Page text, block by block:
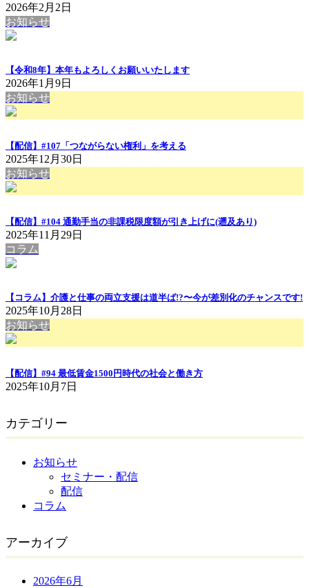
2026年2月2日
お知らせ
【令和8年】本年もよろしくお願いいたします
2026年1月9日
お知らせ
【配信】#107「つながらない権利」を考える
2025年12月30日
お知らせ
【配信】#104 通勤手当の非課税限度額が引き上げに(遡及あり)
2025年11月29日
コラム
【コラム】介護と仕事の両立支援は道半ば!?〜今が差別化のチャンスです!
2025年10月28日
お知らせ
【配信】#94 最低賃金1500円時代の社会と働き方
2025年10月7日
カテゴリー
お知らせ
セミナー・配信
配信
コラム
アーカイブ
2026年6月